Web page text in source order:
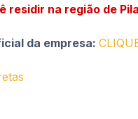
residir na região de
da empresa: